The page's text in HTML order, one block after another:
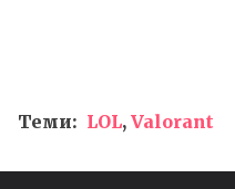
Теми: LOL, Valorant